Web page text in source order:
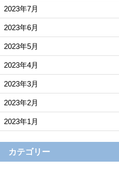
2023年7月
2023年6月
2023年5月
2023年4月
2023年3月
2023年2月
2023年1月
カテゴリー